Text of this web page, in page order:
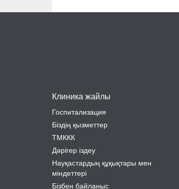
Клиника жайлы
Госпитализация
Біздің қызметтер
ТМККК
Дәрігер іздеу
Науқастардың құқықтары мен
міндеттері
Бізбен байланыс